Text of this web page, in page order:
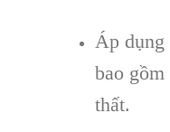
Áp
bao
thất.